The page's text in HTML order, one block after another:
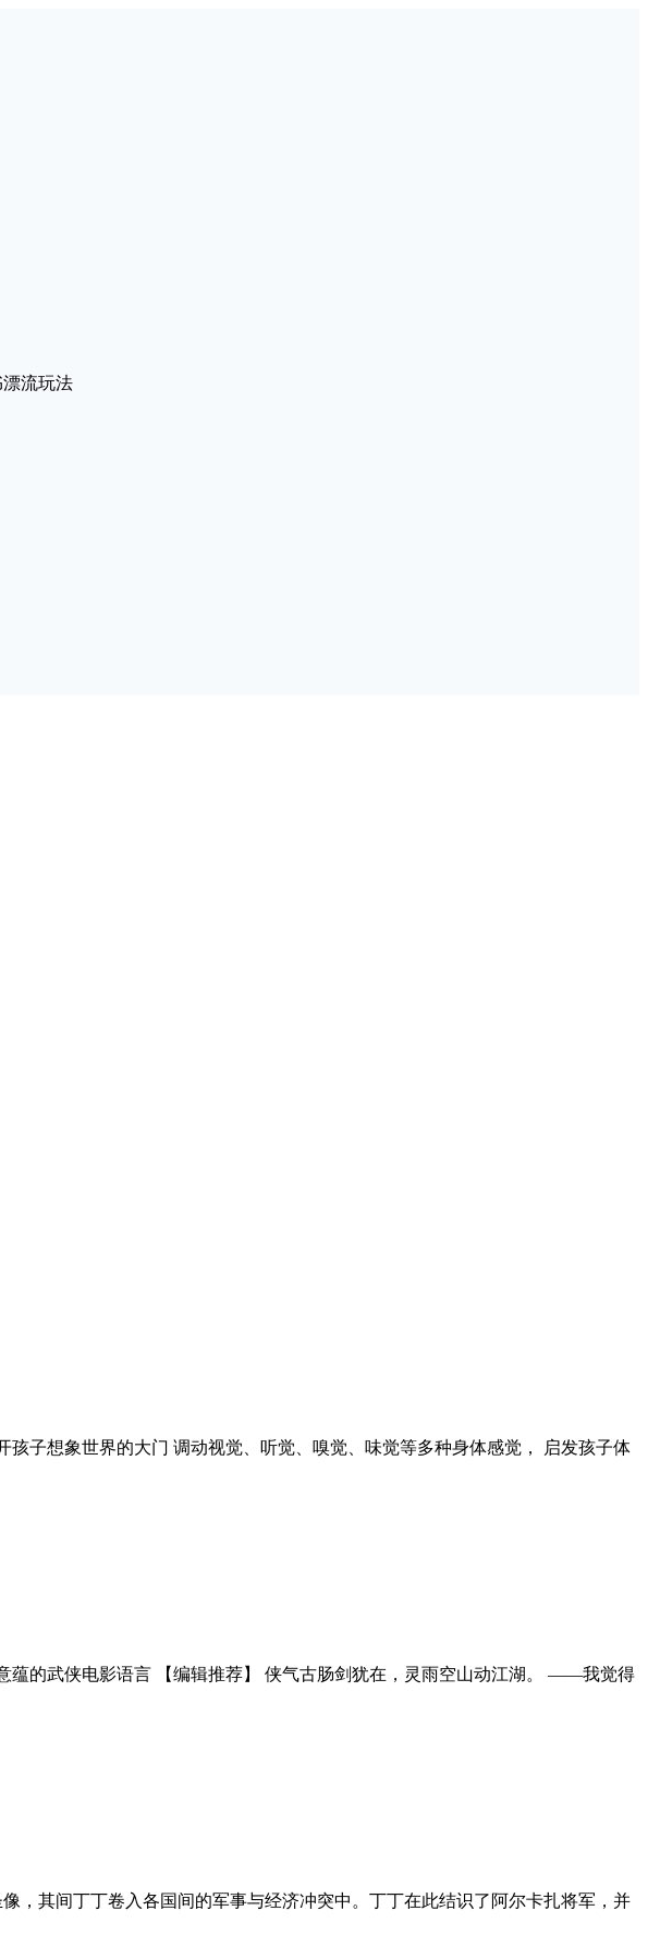
流玩法
子想象世界的大门 调动视觉、听觉、嗅觉、味觉等多种身体感觉， 启发孩子体
蕴的武侠电影语言 【编辑推荐】 侠气古肠剑犹在，灵雨空山动江湖。 ——我觉得
，其间丁丁卷入各国间的军事与经济冲突中。丁丁在此结识了阿尔卡扎将军，并